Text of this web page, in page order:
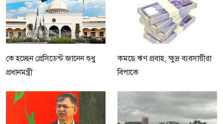
কে হচ্ছেন প্রেসিডেন্ট জানেন শুধু
প্রধানমন্ত্রী
কমছে ঋণ প্রবাহ, ক্ষুদ্র ব্যবসায়ীরা
বিপাকে